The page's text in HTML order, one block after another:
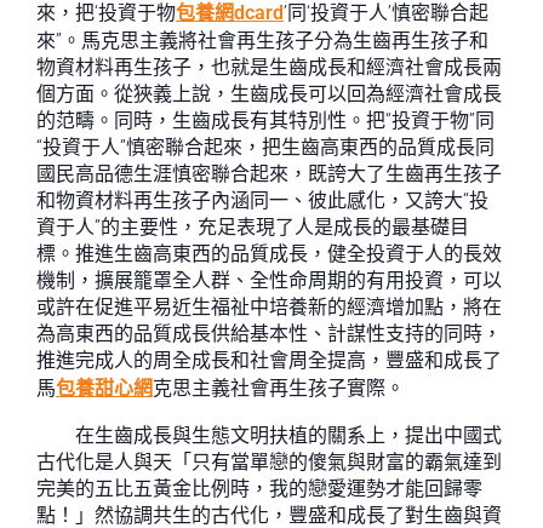
來，把‘投資于物包養網dcard’同‘投資于人’慎密聯合起
來”。馬克思主義將社會再生孩子分為生齒再生孩子和
物資材料再生孩子，也就是生齒成長和經濟社會成長兩
個方面。從狹義上說，生齒成長可以回為經濟社會成長
的范疇。同時，生齒成長有其特別性。把“投資于物”同
“投資于人”慎密聯合起來，把生齒高東西的品質成長同
國民高品德生涯慎密聯合起來，既誇大了生齒再生孩子
和物資材料再生孩子內涵同一、彼此感化，又誇大“投
資于人”的主要性，充足表現了人是成長的最基礎目
標。推進生齒高東西的品質成長，健全投資于人的長效
機制，擴展籠罩全人群、全性命周期的有用投資，可以
或許在促進平易近生福祉中培養新的經濟增加點，將在
為高東西的品質成長供給基本性、計謀性支持的同時，
推進完成人的周全成長和社會周全提高，豐盛和成長了
馬包養甜心網克思主義社會再生孩子實際。
在生齒成長與生態文明扶植的關系上，提出中國式
古代化是人與天「只有當單戀的傻氣與財富的霸氣達到
完美的五比五黃金比例時，我的戀愛運勢才能回歸零
點！」然協調共生的古代化，豐盛和成長了對生齒與資